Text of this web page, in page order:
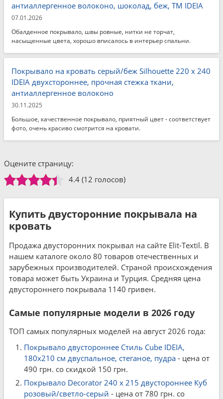
антиаллергенное волоконо, шоколад, беж, ТМ IDEIA
07.01.2026
Обалденное покрывало, швы ровные, нитки не торчат,
насыщенные цвета, хорошо вписалось в интерьер спальни.
Покрывало на кровать серый/беж Silhouette 220 x 240
IDEIA двухстороннее, прочная стежка ткани,
антиаллергенное волоконо
30.11.2025
Большое, качественное покрывало, приятный цвет - соответствует
фото, очень красиво смотрится на кровати.
Оцените страницу:
4.4 (12 голосов)
Купить двусторонние покрывала на
кровать
Продажа двусторонних покрывал на сайте Elit-Textil. В
нашем каталоге около 80 товаров отечественных и
зарубежных производителей. Страной происхождения
товара может быть Украина и Турция. Средняя цена
двустороннего покрывала 1140 гривен.
Самые популярные модели в 2026 году
ТОП самых популярных моделей на август 2026 года:
Покрывало двустороннее Стиль Cube IDEIA,
180x210 см двуспальное, стеганое, пудра - цена от
490 грн. со скидкой 150 грн.
Покрывало Decorator 240 x 215 двустороннее Куб
розовый/светло-серый - цена от 780 грн. со